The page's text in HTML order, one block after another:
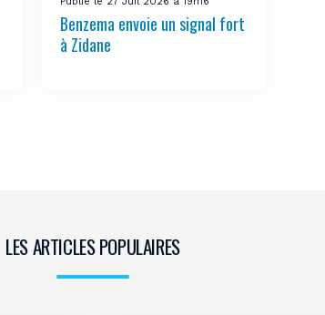
Benzema envoie un signal fort
à Zidane
LES ARTICLES POPULAIRES